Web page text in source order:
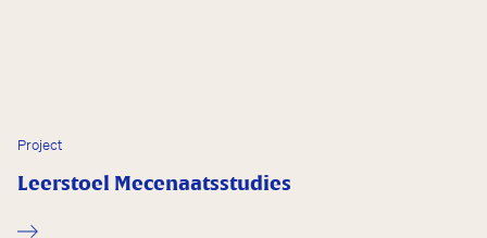
Project
Leerstoel Mecenaatsstudies